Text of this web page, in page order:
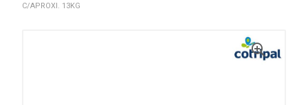
C/APROXI. 13KG